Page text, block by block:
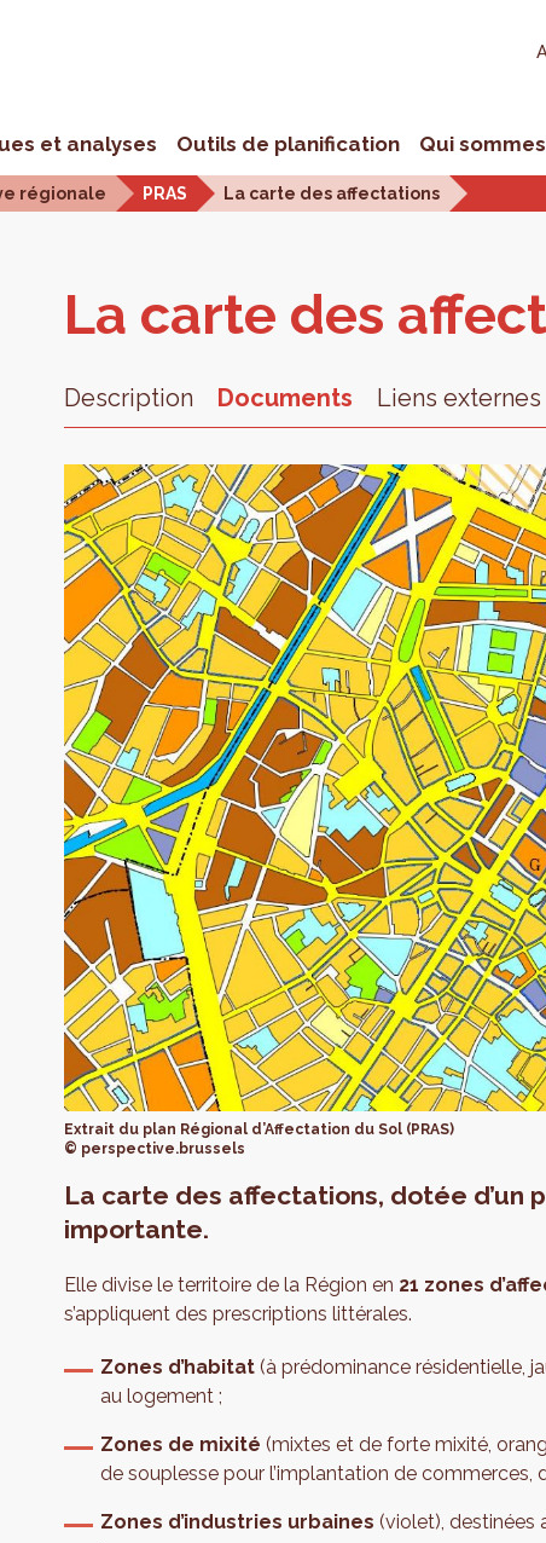
et analyses Outils de planification Qui
régionale PRAS La carte des affectations
La carte des
Description Documents Liens externes
Extrait du plan Régional d’Affectation du Sol (PRAS)
© perspective.brussels
La carte des affectations, dotée d’un
importante.
Elle divise le territoire de la Région en 21 zones
s’appliquent des prescriptions littérales.
Zones d’habitat (à prédominance résidentielle,
au logement ;
Zones de mixité (mixtes et de forte mixité,
de souplesse pour l’implantation de commerces,
Zones d’industries urbaines (violet), destinées